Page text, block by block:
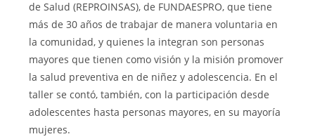
de Salud (REPROINSAS), de FUNDAESPRO, que tiene
más de 30 años de trabajar de manera voluntaria en
la comunidad, y quienes la integran son personas
mayores que tienen como visión y la misión promover
la salud preventiva en de niñez y adolescencia. En el
taller se contó, también, con la participación desde
adolescentes hasta personas mayores, en su mayoría
mujeres.